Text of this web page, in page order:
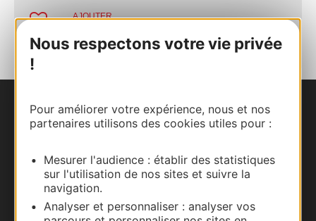
Nous respectons votre vie privée
!
Pour améliorer votre expérience, nous et nos
partenaires utilisons des cookies utiles pour :
Mesurer l'audience : établir des statistiques
sur l'utilisation de nos sites et suivre la
navigation.
Analyser et personnaliser : analyser vos
AJOUTER
Nous contacter
Documentation